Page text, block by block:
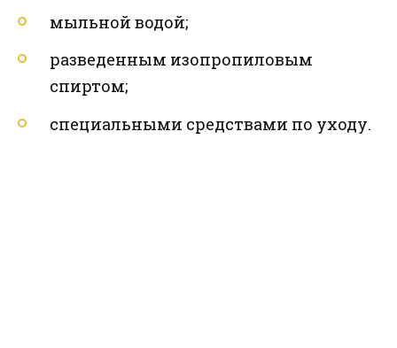
мыльной водой;
разведенным изопропиловым
спиртом;
специальными средствами по уходу.